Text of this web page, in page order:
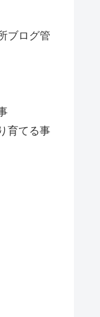
ブログ管
育てる事